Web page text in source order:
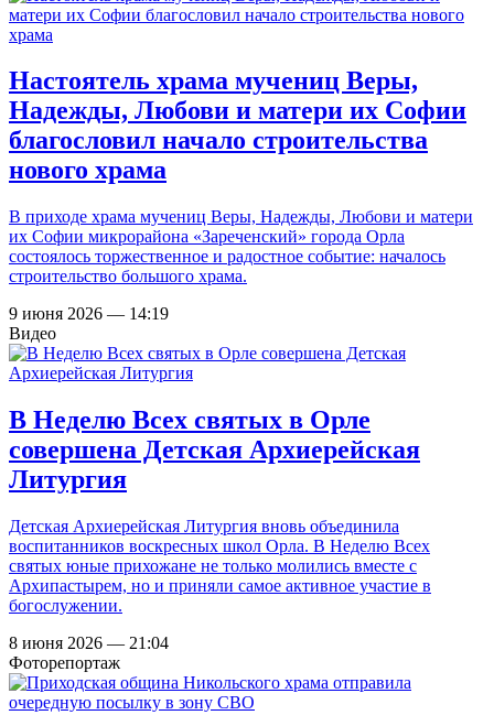
Настоятель храма мучениц Веры,
Надежды, Любови и матери их Софии
благословил начало строительства
нового храма
В приходе храма мучениц Веры, Надежды, Любови и матери
их Софии микрорайона «Зареченский» города Орла
состоялось торжественное и радостное событие: началось
строительство большого храма.
9 июня 2026 — 14:19
Видео
В Неделю Всех святых в Орле
совершена Детская Архиерейская
Литургия
Детская Архиерейская Литургия вновь объединила
воспитанников воскресных школ Орла. В Неделю Всех
святых юные прихожане не только молились вместе с
Архипастырем, но и приняли самое активное участие в
богослужении.
8 июня 2026 — 21:04
Фоторепортаж